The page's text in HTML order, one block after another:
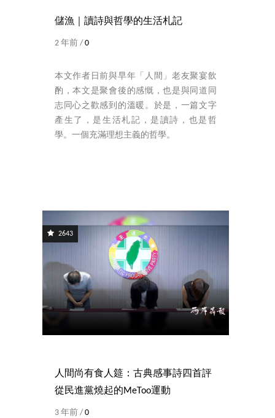
儲漁｜讀詩與哲學的生活札記
2 年前 / 0
本文作者日前與早年「人間」老友聚宴飲
酌，本文是聚會後的感慨，也是與同道同
志同心之歡感到的溫暖。於是，一篇文字
產生了，是生活札記，是讀詩，也是哲
學。一個充滿理想主義的哲學。
2643
人間尚有食人筵：古典感事詩四首評
從民進黨燒起的MeToo運動
3 年前 / 0